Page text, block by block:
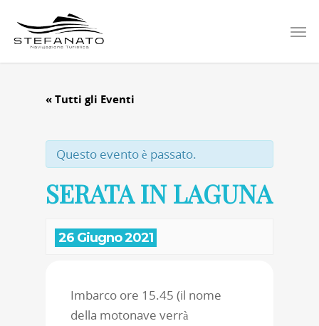
« Tutti gli Eventi
Questo evento è passato.
SERATA IN LAGUNA
26 Giugno 2021
Imbarco ore 15.45 (il nome
della motonave verrà